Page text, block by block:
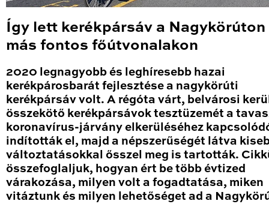
Így lett kerékpársáv a Nagykörúton
más fontos főútvonalakon
2020 legnagyobb és leghíresebb hazai
kerékpárosbarát fejlesztése a nagykörúti
kerékpársáv volt. A régóta várt, belvárosi
összekötő kerékpársávok tesztüzemét a
koronavírus-járvány elkerüléséhez
indították el, majd a népszerűségét látva
változtatásokkal ősszel meg is tartották.
összefoglaljuk, hogyan ért be több évtized
várakozása, milyen volt a fogadtatása, miken
vitáztunk és milyen lehetőséget ad a